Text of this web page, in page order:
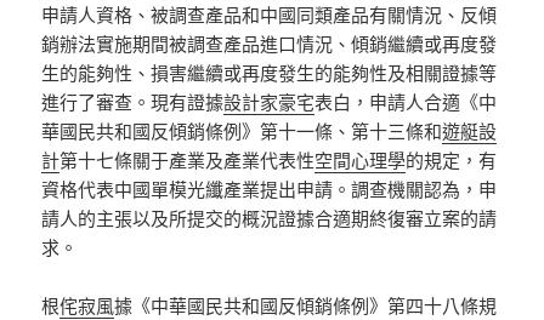
申請人資格、被調查產品和中國同類產品有關情況、反傾
銷辦法實施期間被調查產品進口情況、傾銷繼續或再度發
生的能夠性、損害繼續或再度發生的能夠性及相關證據等
進行了審查。現有證據設計家豪宅表白，申請人合適《中
華國民共和國反傾銷條例》第十一條、第十三條和遊艇設
計第十七條關于產業及產業代表性空間心理學的規定，有
資格代表中國單模光纖產業提出申請。調查機關認為，申
請人的主張以及所提交的概況證據合適期終復審立案的請
求。
根侘寂風據《中華國民共和國反傾銷條例》第四十八條規